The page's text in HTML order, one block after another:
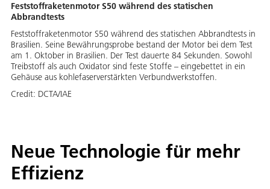
Feststoffraketenmotor S50 während des statischen
Abbrandtests
Feststoffraketenmotor S50 während des statischen Abbrandtests in
Brasilien. Seine Bewährungsprobe bestand der Motor bei dem Test
am 1. Oktober in Brasilien. Der Test dauerte 84 Sekunden. Sowohl
Treibstoff als auch Oxidator sind feste Stoffe – eingebettet in ein
Gehäuse aus kohlefaserverstärkten Verbundwerkstoffen.
Credit: DCTA/IAE
Neue Technologie für mehr
Effizienz